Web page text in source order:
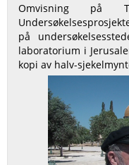
Omvisning på
på
laboratorium i
kopi av halv-